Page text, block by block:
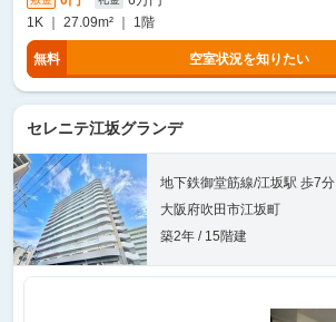
1K ｜ 27.09m² ｜ 1階
無料 空室状況を知りたい
セレニテ江坂グランデ
地下鉄御堂筋線/江坂駅 歩7分
大阪府吹田市江坂町
築2年 / 15階建